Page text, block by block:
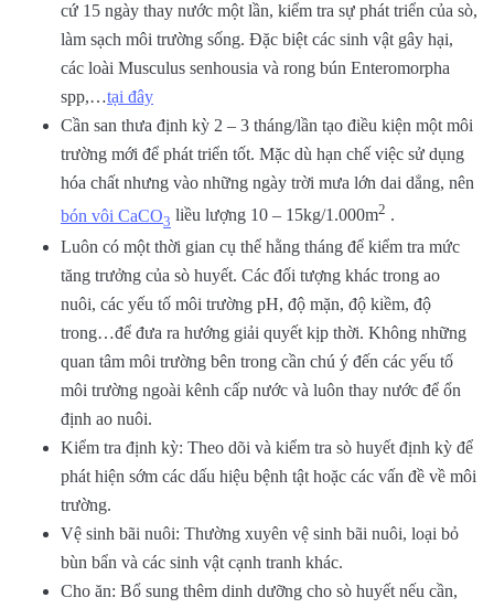
cứ 15 ngày thay nước một lần, kiểm tra sự phát triển của sò,
làm sạch môi trường sống. Đặc biệt các sinh vật gây hại,
các loài Musculus senhousia và rong bún Enteromorpha
spp,…tại đây
Cần san thưa định kỳ 2 – 3 tháng/lần tạo điều kiện một môi
trường mới để phát triển tốt. Mặc dù hạn chế việc sử dụng
hóa chất nhưng vào những ngày trời mưa lớn dai dẳng, nên
bón vôi CaCO3 liều lượng 10 – 15kg/1.000m2 .
Luôn có một thời gian cụ thể hằng tháng để kiểm tra mức
tăng trưởng của sò huyết. Các đối tượng khác trong ao
nuôi, các yếu tố môi trường pH, độ mặn, độ kiềm, độ
trong…để đưa ra hướng giải quyết kịp thời. Không những
quan tâm môi trường bên trong cần chú ý đến các yếu tố
môi trường ngoài kênh cấp nước và luôn thay nước để ổn
định ao nuôi.
Kiểm tra định kỳ: Theo dõi và kiểm tra sò huyết định kỳ để
phát hiện sớm các dấu hiệu bệnh tật hoặc các vấn đề về môi
trường.
Vệ sinh bãi nuôi: Thường xuyên vệ sinh bãi nuôi, loại bỏ
bùn bẩn và các sinh vật cạnh tranh khác.
Cho ăn: Bổ sung thêm dinh dưỡng cho sò huyết nếu cần,